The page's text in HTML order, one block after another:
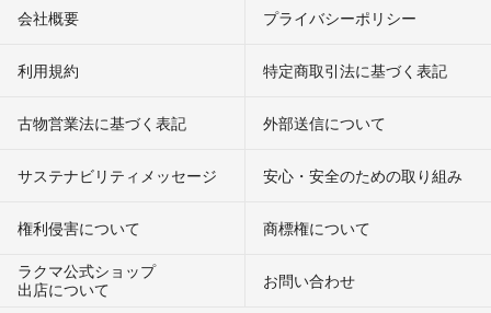
会社概要 プライバシーポリシー
利用規約 特定商取引法に基づく表記
古物営業法に基づく表記 外部送信について
サステナビリティメッセージ 安心・安全のための取り組み
権利侵害について
商標権について
ラクマ公式ショップ
出店について
お問い合わせ